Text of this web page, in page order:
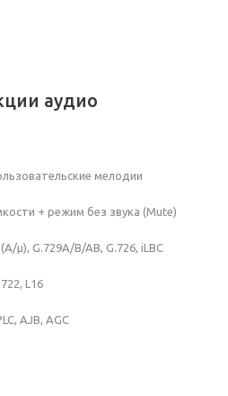
аудио
мелодии
+ режим без звука (Mute)
μ), G.729A/B/AB, G.726, iLBC
L16
AJB, AGC